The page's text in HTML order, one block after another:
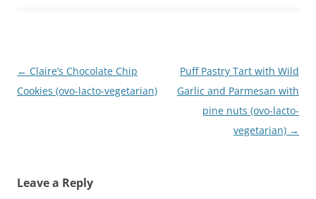
Post
navigation
← Claire’s Chocolate Chip
Cookies (ovo-lacto-vegetarian)
Puff Pastry Tart with Wild
Garlic and Parmesan with
pine nuts (ovo-lacto-
vegetarian) →
Leave a Reply